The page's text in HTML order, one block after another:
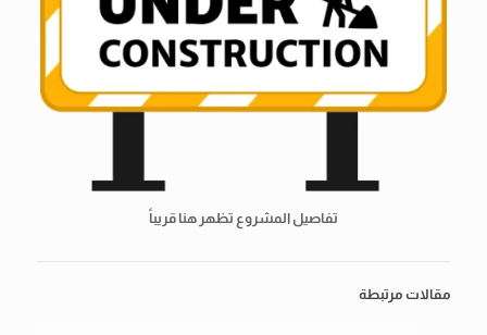
تفاصيل المشروع تظهر هنا قريباً
مقالات مرتبطة